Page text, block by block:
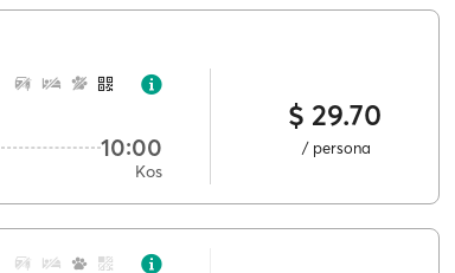
10:00
Kos
$ 29.70
/ persona